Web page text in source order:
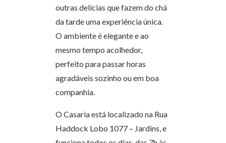
outras delícias que fazem do chá
da tarde uma experiência única.
O ambiente é elegante e ao
mesmo tempo acolhedor,
perfeito para passar horas
agradáveis sozinho ou em boa
companhia.
O Casarìa está localizado na Rua
Haddock Lobo 1077 – Jardins, e